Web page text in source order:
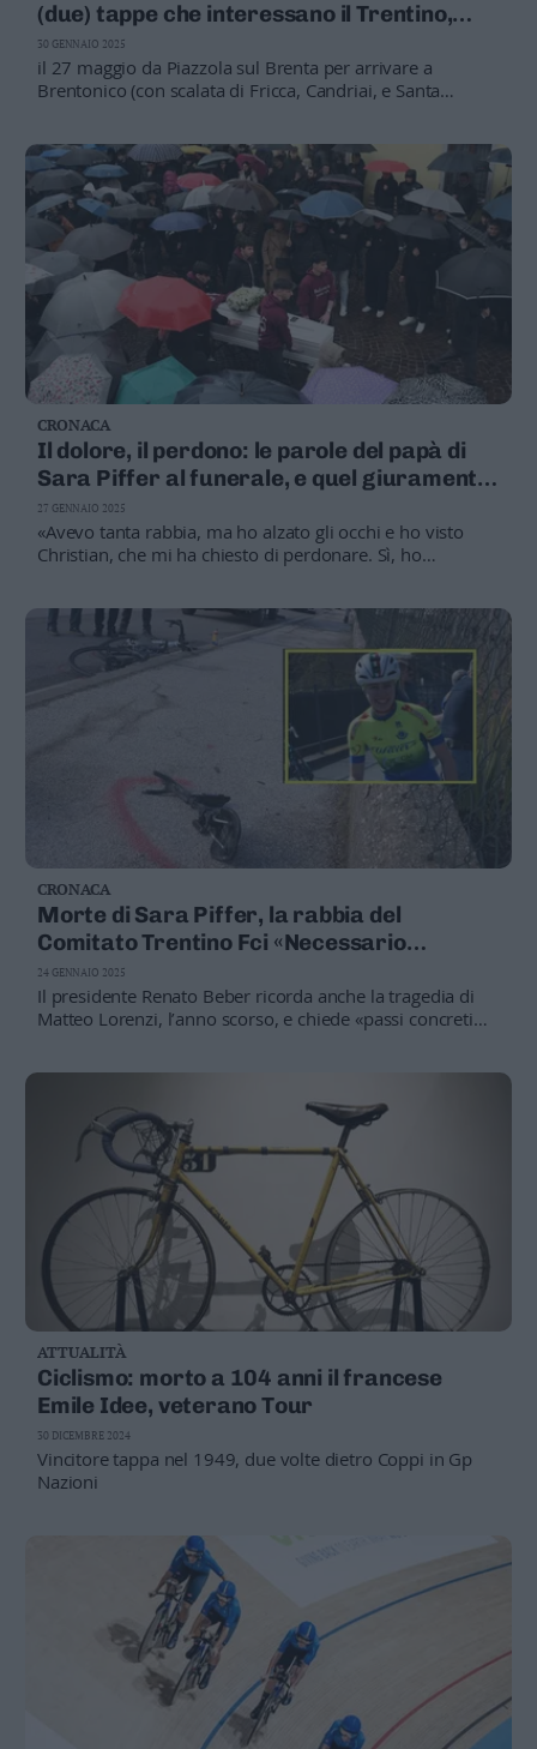
(due) tappe che interessano il Trentino,
come dove e quando
il 27 maggio da Piazzola sul Brenta per arrivare a
Brentonico (con scalata di Fricca, Candriai, e Santa
30 GENNAIO 2025
CRONACA
Il dolore, il perdono: le parole del papà di
Sara Piffer al funerale, e quel giuramento
davanti alla figlia morta
«Avevo tanta rabbia, ma ho alzato gli occhi e ho visto
Christian, che mi ha chiesto di perdonare. Sì, ho
27 GENNAIO 2025
CRONACA
Morte di Sara Piffer, la rabbia del
Comitato Trentino Fci «Necessario
tutelare i ciclisti, basta parole, ora i fatti»
Il presidente Renato Beber ricorda anche la tragedia di
Matteo Lorenzi, l’anno scorso, e chiede «passi concreti
24 GENNAIO 2025
ATTUALITÀ
Ciclismo: morto a 104 anni il francese
Emile Idee, veterano Tour
Vincitore tappa nel 1949, due volte dietro Coppi in Gp
Nazioni
30 DICEMBRE 2024